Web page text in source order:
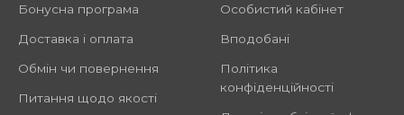
Бонусна програма
Доставка і оплата
Обмін чи повернення
Питання щодо якості
Особистий кабінет
Вподобані
Політика
конфіденційності